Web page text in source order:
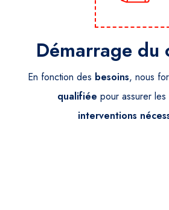
Démarrage du
En fonction des besoins, nous
qualifiée pour assurer
interventions